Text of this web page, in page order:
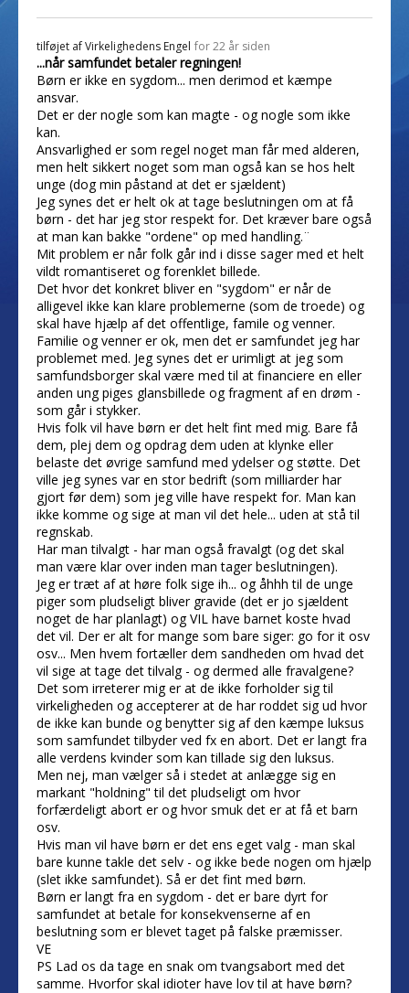
tilføjet afVirkelighedens Engel for 22 år siden
...når samfundet betaler regningen!
Børn er ikke en sygdom... men derimod et kæmpe
ansvar.
Det er der nogle som kan magte - og nogle som ikke
kan.
Ansvarlighed er som regel noget man får med alderen,
men helt sikkert noget som man også kan se hos helt
unge (dog min påstand at det er sjældent)
Jeg synes det er helt ok at tage beslutningen om at få
børn - det har jeg stor respekt for. Det kræver bare også
at man kan bakke "ordene" op med handling.¨
Mit problem er når folk går ind i disse sager med et helt
vildt romantiseret og forenklet billede.
Det hvor det konkret bliver en "sygdom" er når de
alligevel ikke kan klare problemerne (som de troede) og
skal have hjælp af det offentlige, famile og venner.
Familie og venner er ok, men det er samfundet jeg har
problemet med. Jeg synes det er urimligt at jeg som
samfundsborger skal være med til at financiere en eller
anden ung piges glansbillede og fragment af en drøm -
som går i stykker.
Hvis folk vil have børn er det helt fint med mig. Bare få
dem, plej dem og opdrag dem uden at klynke eller
belaste det øvrige samfund med ydelser og støtte. Det
ville jeg synes var en stor bedrift (som milliarder har
gjort før dem) som jeg ville have respekt for. Man kan
ikke komme og sige at man vil det hele... uden at stå til
regnskab.
Har man tilvalgt - har man også fravalgt (og det skal
man være klar over inden man tager beslutningen).
Jeg er træt af at høre folk sige ih... og åhhh til de unge
piger som pludseligt bliver gravide (det er jo sjældent
noget de har planlagt) og VIL have barnet koste hvad
det vil. Der er alt for mange som bare siger: go for it osv
osv... Men hvem fortæller dem sandheden om hvad det
vil sige at tage det tilvalg - og dermed alle fravalgene?
Det som irreterer mig er at de ikke forholder sig til
virkeligheden og accepterer at de har roddet sig ud hvor
de ikke kan bunde og benytter sig af den kæmpe luksus
som samfundet tilbyder ved fx en abort. Det er langt fra
alle verdens kvinder som kan tillade sig den luksus.
Men nej, man vælger så i stedet at anlægge sig en
markant "holdning" til det pludseligt om hvor
forfærdeligt abort er og hvor smuk det er at få et barn
osv.
Hvis man vil have børn er det ens eget valg - man skal
bare kunne takle det selv - og ikke bede nogen om hjælp
(slet ikke samfundet). Så er det fint med børn.
Børn er langt fra en sygdom - det er bare dyrt for
samfundet at betale for konsekvenserne af en
beslutning som er blevet taget på falske præmisser.
VE
PS Lad os da tage en snak om tvangsabort med det
samme. Hvorfor skal idioter have lov til at have børn?